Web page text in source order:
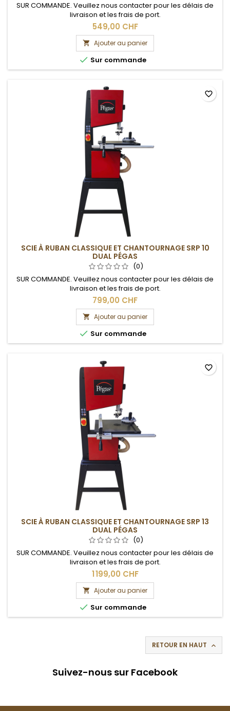
SUR COMMANDE. Veuillez nous contacter pour les délais de
livraison et les frais de port.
549,00 CHF
 Ajouter au panier
 Sur commande
SCIE À RUBAN CLASSIQUE ET CHANTOURNAGE SRP 10
DUAL PÉGAS
(0)
SUR COMMANDE. Veuillez nous contacter pour les délais de
livraison et les frais de port.
799,00 CHF
 Ajouter au panier
 Sur commande
favorite_border
SCIE À RUBAN CLASSIQUE ET CHANTOURNAGE SRP 13
DUAL PÉGAS
(0)
SUR COMMANDE. Veuillez nous contacter pour les délais de
livraison et les frais de port.
1 199,00 CHF
 Ajouter au panier
 Sur commande
favorite_border
RETOUR EN HAUT 
Suivez-nous sur Facebook